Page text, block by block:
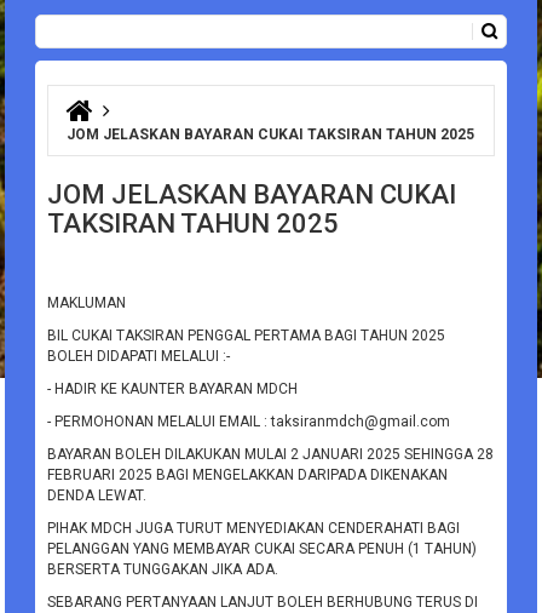
Borang carian
Anda di sini
JOM JELASKAN BAYARAN CUKAI TAKSIRAN TAHUN 2025
JOM JELASKAN BAYARAN CUKAI
TAKSIRAN TAHUN 2025
MAKLUMAN
BIL CUKAI TAKSIRAN PENGGAL PERTAMA BAGI TAHUN 2025
BOLEH DIDAPATI MELALUI :-
- HADIR KE KAUNTER BAYARAN MDCH
- PERMOHONAN MELALUI EMAIL : taksiranmdch@gmail.com
BAYARAN BOLEH DILAKUKAN MULAI 2 JANUARI 2025 SEHINGGA 28
FEBRUARI 2025 BAGI MENGELAKKAN DARIPADA DIKENAKAN
DENDA LEWAT.
PIHAK MDCH JUGA TURUT MENYEDIAKAN CENDERAHATI BAGI
PELANGGAN YANG MEMBAYAR CUKAI SECARA PENUH (1 TAHUN)
BERSERTA TUNGGAKAN JIKA ADA.
SEBARANG PERTANYAAN LANJUT BOLEH BERHUBUNG TERUS DI